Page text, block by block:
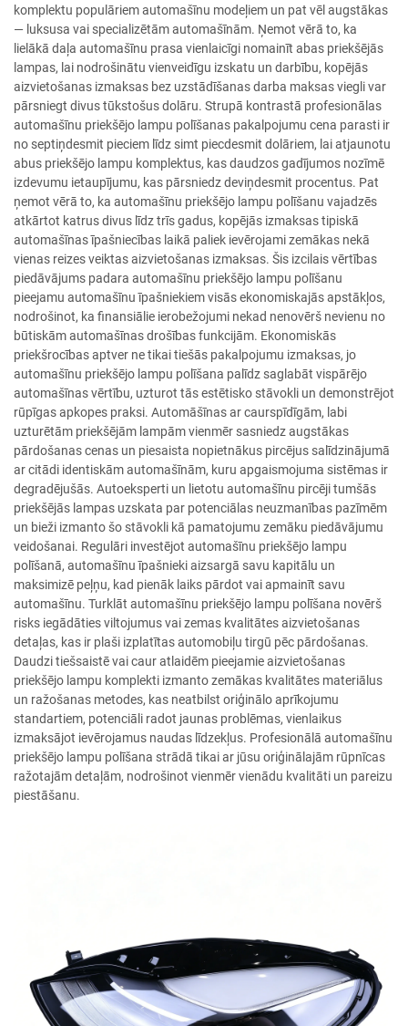
komplektu populāriem automašīnu modeļiem un pat vēl augstākas
— luksusa vai specializētām automašīnām. Ņemot vērā to, ka
lielākā daļa automašīnu prasa vienlaicīgi nomainīt abas priekšējās
lampas, lai nodrošinātu vienveidīgu izskatu un darbību, kopējās
aizvietošanas izmaksas bez uzstādīšanas darba maksas viegli var
pārsniegt divus tūkstošus dolāru. Strupā kontrastā profesionālas
automašīnu priekšējo lampu polīšanas pakalpojumu cena parasti ir
no septiņdesmit pieciem līdz simt piecdesmit dolāriem, lai atjaunotu
abus priekšējo lampu komplektus, kas daudzos gadījumos nozīmē
izdevumu ietaupījumu, kas pārsniedz deviņdesmit procentus. Pat
ņemot vērā to, ka automašīnu priekšējo lampu polīšanu vajadzēs
atkārtot katrus divus līdz trīs gadus, kopējās izmaksas tipiskā
automašīnas īpašniecības laikā paliek ievērojami zemākas nekā
vienas reizes veiktas aizvietošanas izmaksas. Šis izcilais vērtības
piedāvājums padara automašīnu priekšējo lampu polīšanu
pieejamu automašīnu īpašniekiem visās ekonomiskajās apstākļos,
nodrošinot, ka finansiālie ierobežojumi nekad nenovērš nevienu no
būtiskām automašīnas drošības funkcijām. Ekonomiskās
priekšrocības aptver ne tikai tiešās pakalpojumu izmaksas, jo
automašīnu priekšējo lampu polīšana palīdz saglabāt vispārējo
automašīnas vērtību, uzturot tās estētisko stāvokli un demonstrējot
rūpīgas apkopes praksi. Automāšīnas ar caurspīdīgām, labi
uzturētām priekšējām lampām vienmēr sasniedz augstākas
pārdošanas cenas un piesaista nopietnākus pircējus salīdzinājumā
ar citādi identiskām automašīnām, kuru apgaismojuma sistēmas ir
degradējušās. Autoeksperti un lietotu automašīnu pircēji tumšās
priekšējās lampas uzskata par potenciālas neuzmanības pazīmēm
un bieži izmanto šo stāvokli kā pamatojumu zemāku piedāvājumu
veidošanai. Regulāri investējot automašīnu priekšējo lampu
polīšanā, automašīnu īpašnieki aizsargā savu kapitālu un
maksimizē peļņu, kad pienāk laiks pārdot vai apmainīt savu
automašīnu. Turklāt automašīnu priekšējo lampu polīšana novērš
risks iegādāties viltojumus vai zemas kvalitātes aizvietošanas
detaļas, kas ir plaši izplatītas automobiļu tirgū pēc pārdošanas.
Daudzi tiešsaistē vai caur atlaidēm pieejamie aizvietošanas
priekšējo lampu komplekti izmanto zemākas kvalitātes materiālus
un ražošanas metodes, kas neatbilst oriģinālo aprīkojumu
standartiem, potenciāli radot jaunas problēmas, vienlaikus
izmaksājot ievērojamus naudas līdzekļus. Profesionālā automašīnu
priekšējo lampu polīšana strādā tikai ar jūsu oriģinālajām rūpnīcas
ražotajām detaļām, nodrošinot vienmēr vienādu kvalitāti un pareizu
piestāšanu.